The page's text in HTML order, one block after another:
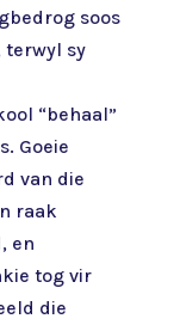
soos
terwyl sy
“behaal”
Goeie
van die
raak
en
tog vir
die